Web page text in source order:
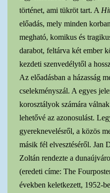
történet, ami tükröt tart. A
előadás, mely minden
megható, komikus és
darabot, feltárva két ember
kezdeti szenvedélytől a
Az előadásban a házasság
cselekményszál. A egyes
korosztályok számára
lehetővé az azonosulást.
gyereknevelésről, a közös
másik fél elvesztéséről. Jan
Zoltán rendezte a
(eredeti címe: The
években keletkezett, 1952-